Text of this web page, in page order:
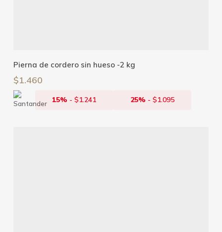
Añadir Al Carrito
Pierna de cordero sin hueso -2 kg
$1.460
15% -$1.241 25% - $1.095